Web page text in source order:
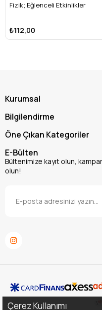
Fizik; Eğlenceli Etkinlikler
₺112,00
Kurumsal
Bilgilendirme
Öne Çıkan Kategoriler
E-Bülten
Bültenimize kayıt olun,
olun!
Çerez Kullanımı